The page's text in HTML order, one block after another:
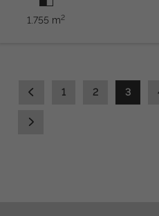
turisti durante tutto l'anno e
vacanze, garantisce eccellenti
informazioni fornite sono
1.755 m2
1 2 3